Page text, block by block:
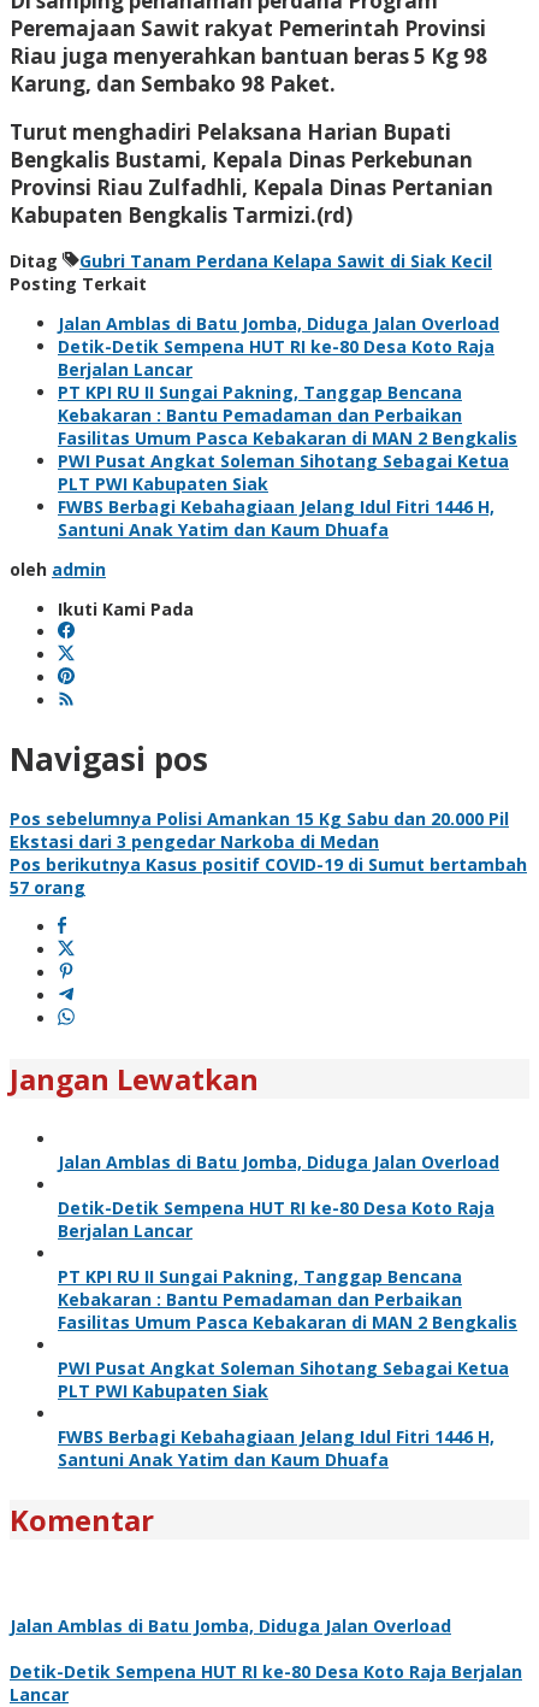
Peremajaan Sawit rakyat Pemerintah Provinsi
Riau juga menyerahkan bantuan beras 5 Kg 98
Karung, dan Sembako 98 Paket.
Turut menghadiri Pelaksana Harian Bupati
Bengkalis Bustami, Kepala Dinas Perkebunan
Provinsi Riau Zulfadhli, Kepala Dinas Pertanian
Kabupaten Bengkalis Tarmizi.(rd)
Ditag
Gubri Tanam Perdana Kelapa Sawit di Siak Kecil
Posting Terkait
Jalan Amblas di Batu Jomba, Diduga Jalan Overload
Detik-Detik Sempena HUT RI ke-80 Desa Koto Raja
Berjalan Lancar
PT KPI RU II Sungai Pakning, Tanggap Bencana
Kebakaran : Bantu Pemadaman dan Perbaikan
Fasilitas Umum Pasca Kebakaran di MAN 2 Bengkalis
PWI Pusat Angkat Soleman Sihotang Sebagai Ketua
PLT PWI Kabupaten Siak
FWBS Berbagi Kebahagiaan Jelang Idul Fitri 1446 H,
Santuni Anak Yatim dan Kaum Dhuafa
oleh admin
Ikuti Kami Pada
Navigasi pos
Pos sebelumnya Polisi Amankan 15 Kg Sabu dan 20.000 Pil
Ekstasi dari 3 pengedar Narkoba di Medan
Pos berikutnya Kasus positif COVID-19 di Sumut bertambah
57 orang
Jangan Lewatkan
Jalan Amblas di Batu Jomba, Diduga Jalan Overload
Detik-Detik Sempena HUT RI ke-80 Desa Koto Raja
Berjalan Lancar
PT KPI RU II Sungai Pakning, Tanggap Bencana
Kebakaran : Bantu Pemadaman dan Perbaikan
Fasilitas Umum Pasca Kebakaran di MAN 2 Bengkalis
PWI Pusat Angkat Soleman Sihotang Sebagai Ketua
PLT PWI Kabupaten Siak
FWBS Berbagi Kebahagiaan Jelang Idul Fitri 1446 H,
Santuni Anak Yatim dan Kaum Dhuafa
Komentar
Jalan Amblas di Batu Jomba, Diduga Jalan Overload
Detik-Detik Sempena HUT RI ke-80 Desa Koto Raja Berjalan
Lancar